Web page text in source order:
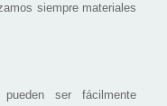
siempre materiales
pueden ser fácilmente